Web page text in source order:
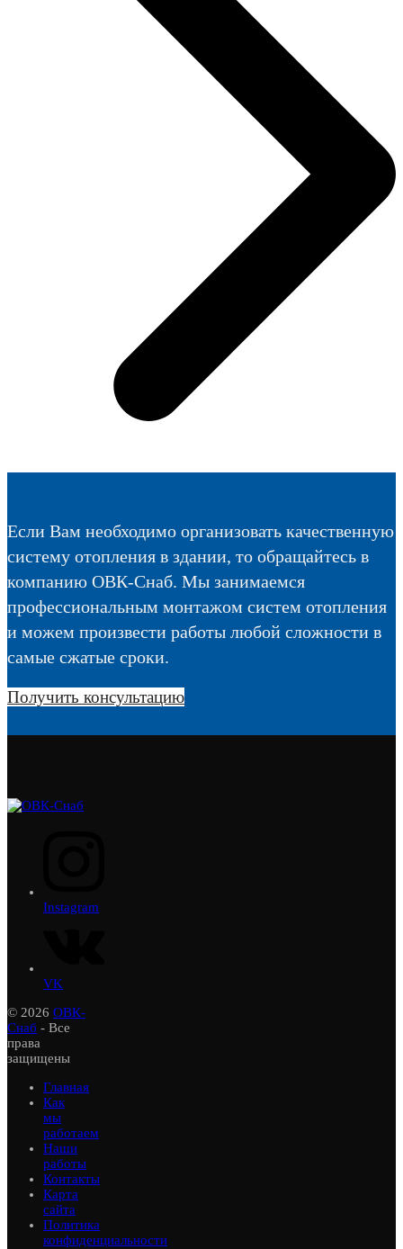
Если Вам необходимо организовать качественную
систему отопления в здании, то обращайтесь в
компанию ОВК-Снаб. Мы занимаемся
профессиональным монтажом систем отопления
и можем произвести работы любой сложности в
самые сжатые сроки.
Получить консультацию
Instagram
VK
© 2026 ОВК-
Снаб - Все
права
защищены
Главная
Как
мы
работаем
Наши
работы
Контакты
Карта
сайта
Политика
конфиденциальности